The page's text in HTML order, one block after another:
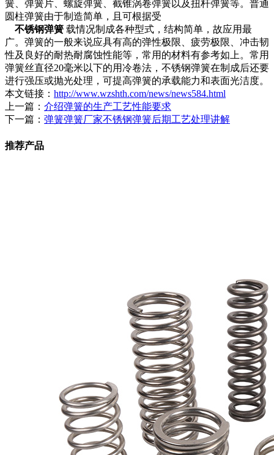
簧、弹簧片、螺旋弹簧、截锥涡卷弹簧以及扭杆弹簧等。普通
圆柱弹簧由于制造简单，且可根据受
不锈钢弹簧 载情况制成各种型式，结构简单，故应用最
广。弹簧的一般来说应具有高的弹性极限、疲劳极限、冲击韧
性及良好的耐热耐腐蚀性能等，常用的材料有参考如上。常用
弹簧丝直径20毫米以下的用冷卷法，不锈钢弹簧在制成后还要
进行强压或抛光处理，可提高弹簧的承载能力和表面光洁度。
本文链接： http://www.wzshth.com/news/news584.html
上一篇： 介绍弹簧的生产工艺性能要求
下一篇： 弹簧弹簧厂家不锈钢弹簧后期工艺处理讲解
推荐产品